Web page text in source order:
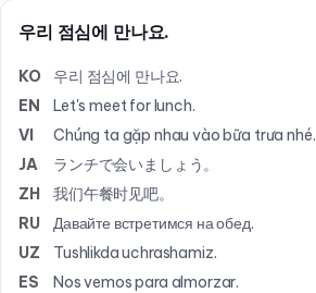
우리 점심에 만나요.
KO
우리 점심에 만나요.
EN
Let's meet for lunch.
VI
Chúng ta gặp nhau vào bữa trưa nhé.
JA
ランチで会いましょう。
ZH
我们午餐时见吧。
RU
Давайте встретимся на обед.
UZ
Tushlikda uchrashamiz.
ES
Nos vemos para almorzar.